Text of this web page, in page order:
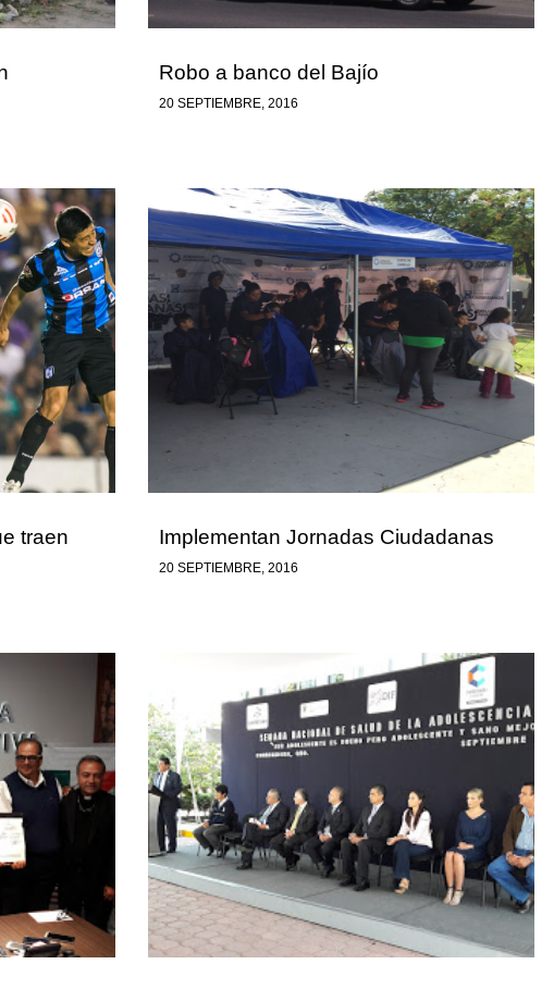
Robo a banco del Bajío
20 SEPTIEMBRE, 2016
traen
Implementan Jornadas Ciudadanas
20 SEPTIEMBRE, 2016